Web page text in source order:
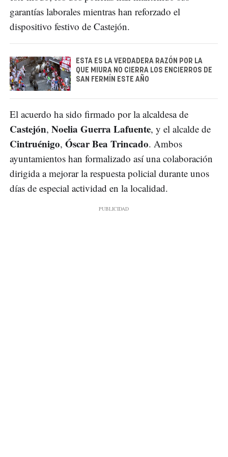
garantías laborales mientras han reforzado el
dispositivo festivo de Castejón.
ESTA ES LA VERDADERA RAZÓN POR LA
QUE MIURA NO CIERRA LOS ENCIERROS DE
SAN FERMÍN ESTE AÑO
El acuerdo ha sido firmado por la alcaldesa de
Castejón, Noelia Guerra Lafuente, y el alcalde de
Cintruénigo, Óscar Bea Trincado. Ambos
ayuntamientos han formalizado así una colaboración
dirigida a mejorar la respuesta policial durante unos
días de especial actividad en la localidad.